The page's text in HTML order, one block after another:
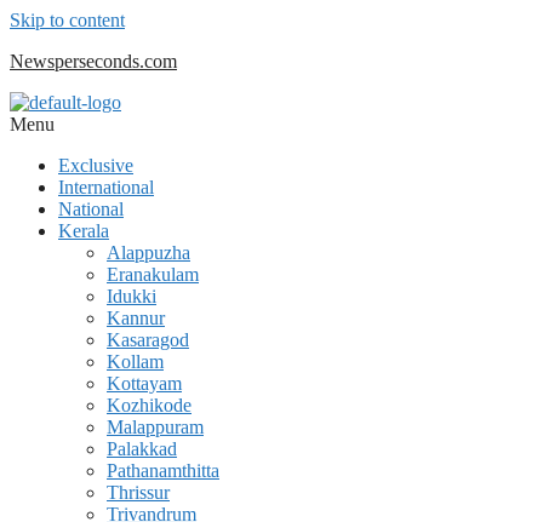
Skip to content
Newsperseconds.com
Menu
Exclusive
International
National
Kerala
Alappuzha
Eranakulam
Idukki
Kannur
Kasaragod
Kollam
Kottayam
Kozhikode
Malappuram
Palakkad
Pathanamthitta
Thrissur
Trivandrum